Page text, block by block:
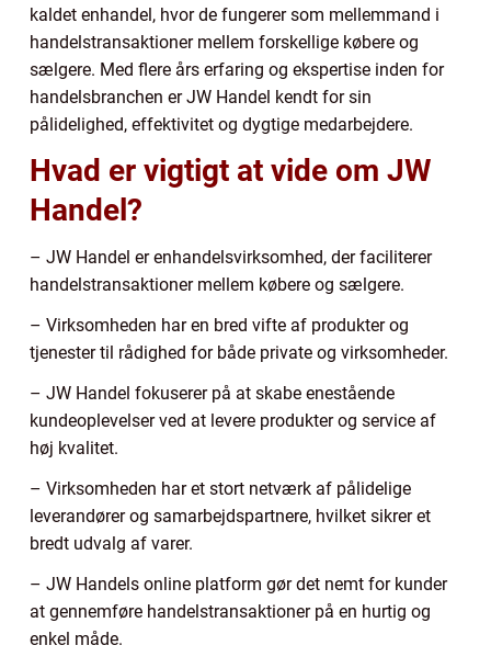
kaldet enhandel, hvor de fungerer som mellemmand i
handelstransaktioner mellem forskellige købere og
sælgere. Med flere års erfaring og ekspertise inden for
handelsbranchen er JW Handel kendt for sin
pålidelighed, effektivitet og dygtige medarbejdere.
Hvad er vigtigt at vide om JW
Handel?
– JW Handel er enhandelsvirksomhed, der faciliterer
handelstransaktioner mellem købere og sælgere.
– Virksomheden har en bred vifte af produkter og
tjenester til rådighed for både private og virksomheder.
– JW Handel fokuserer på at skabe enestående
kundeoplevelser ved at levere produkter og service af
høj kvalitet.
– Virksomheden har et stort netværk af pålidelige
leverandører og samarbejdspartnere, hvilket sikrer et
bredt udvalg af varer.
– JW Handels online platform gør det nemt for kunder
at gennemføre handelstransaktioner på en hurtig og
enkel måde.